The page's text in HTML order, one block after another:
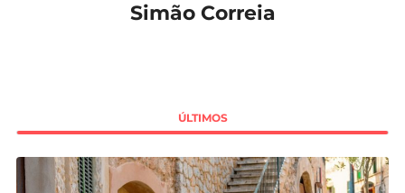
Sociedade
Mundial 2026
Simão Correia
ÚLTIMOS